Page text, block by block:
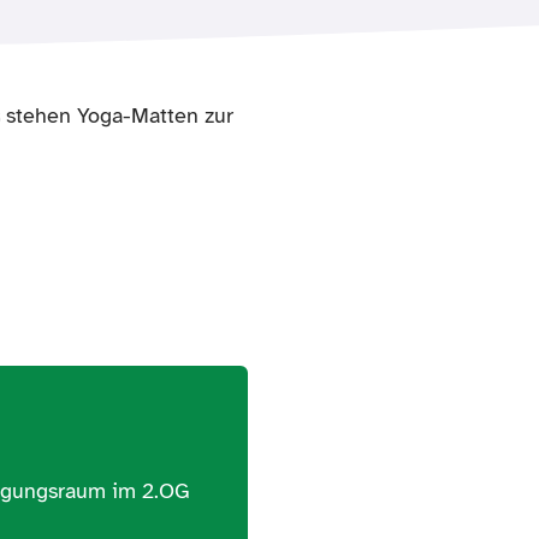
Yoga-Matten zur
im 2.OG